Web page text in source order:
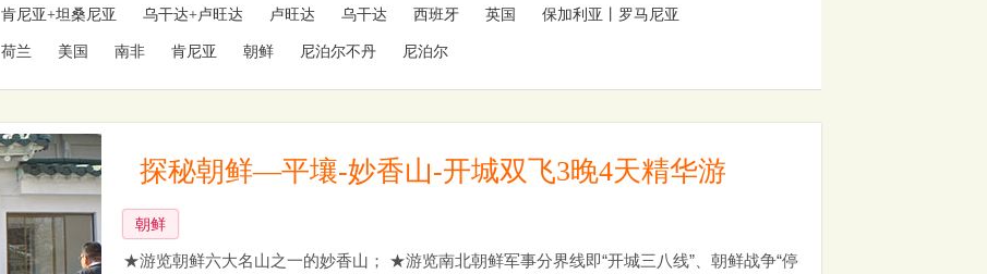
肯尼亚+坦桑尼亚 乌干达+卢旺达 卢旺达 乌干达 西班牙 英国 保加利亚丨罗马尼亚
荷兰 美国 南非 肯尼亚 朝鲜 尼泊尔不丹 尼泊尔
探秘朝鲜—平壤-妙香山-开城双飞3晚4天精华游
朝鲜
★游览朝鲜六大名山之一的妙香山； ★游览南北朝鲜军事分界线即“开城三八线”、朝鲜战争“停